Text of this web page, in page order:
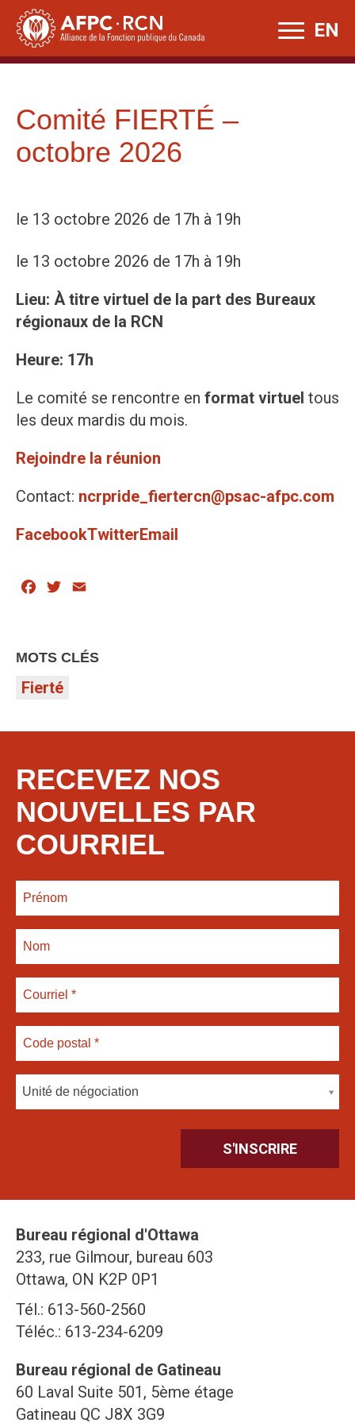
Skip
content
EN
Comité FIERTÉ –
octobre 2026
le 13 octobre 2026 de 17h à 19h
le 13 octobre 2026 de 17h à 19h
Lieu: À titre virtuel de la part des Bureaux
régionaux de la RCN
Heure: 17h
Le comité se rencontre en format virtuel tous
les deux mardis du mois.
Rejoindre la réunion
Contact: ncrpride_fiertercn@psac-afpc.com
FacebookTwitterEmail
Facebook
Twitter
MOTS CLÉS
Fierté
RECEVEZ NOS
NOUVELLES PAR
COURRIEL
Unité de négociation
Bureau régional d'Ottawa
233, rue Gilmour, bureau 603
Ottawa, ON K2P 0P1
Tél.: 613-560-2560
Téléc.: 613-234-6209
Bureau régional de Gatineau
60 Laval Suite 501, 5ème étage
Gatineau QC J8X 3G9